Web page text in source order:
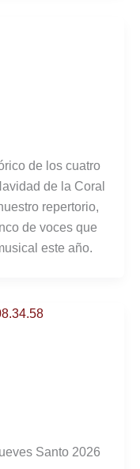
de los cuatro
de la Coral
repertorio,
de voces que
este año.
Santo 2026